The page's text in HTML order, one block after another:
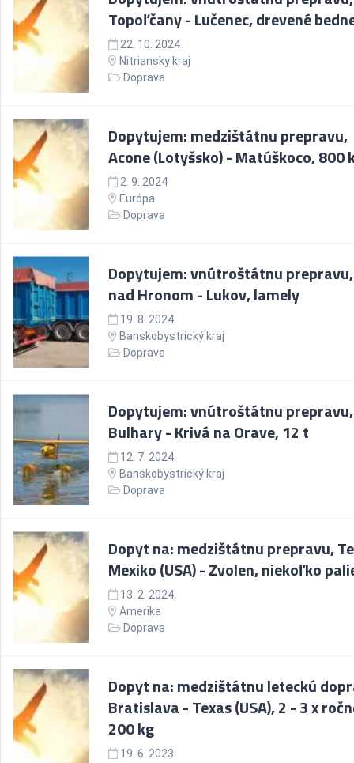
Topoľčany - Lučenec, drevené
22. 10. 2024
Nitriansky kraj
Doprava
Dopytujem: medzištátnu prepravu,
Acone (Lotyšsko) - Matúškoco, 800
2. 9. 2024
Európa
Doprava
Dopytujem: vnútroštátnu
nad Hronom - Lukov, lamely
19. 8. 2024
Banskobystrický kraj
Doprava
Dopytujem: vnútroštátnu prepravu,
Bulhary - Krivá na Orave, 12 t
12. 7. 2024
Banskobystrický kraj
Doprava
Dopyt na: medzištátnu prepravu,
Mexiko (USA) - Zvolen, niekoľko
13. 2. 2024
Amerika
Doprava
Dopyt na: medzištátnu leteckú
Bratislava - Texas (USA), 2 - 3 x
200 kg
19. 6. 2023